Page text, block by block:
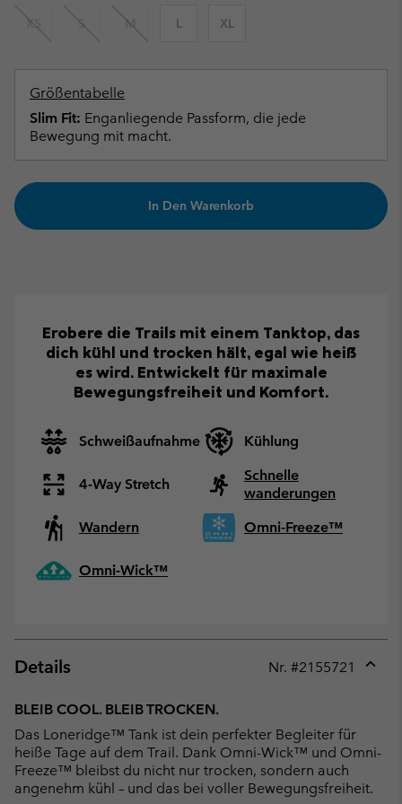
XS S M L XL
Größentabelle
Slim Fit: Enganliegende Passform, die jede
Bewegung mit macht.
In Den Warenkorb
Erobere die Trails mit einem Tanktop, das
dich kühl und trocken hält, egal wie heiß
es wird. Entwickelt für maximale
Bewegungsfreiheit und Komfort.
Schweißaufnahme Kühlung
4-Way Stretch
Schnelle
wanderungen
Wandern
Omni-Freeze™
Omni-Wick™
Details Nr. #2155721
BLEIB COOL. BLEIB TROCKEN.
Das Loneridge™ Tank ist dein perfekter Begleiter für
heiße Tage auf dem Trail. Dank Omni-Wick™ und Omni-
Freeze™ bleibst du nicht nur trocken, sondern auch
angenehm kühl – und das bei voller Bewegungsfreiheit.